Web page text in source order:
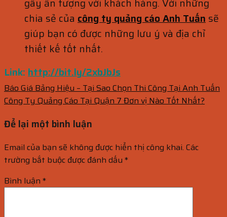
chia sẻ của công ty quảng cáo Anh Tuấn sẽ
giúp bạn có được những lưu ý và địa chỉ
thiết kế tốt nhất.
Link: http://bit.ly/2xbJbJs
Báo Giá Bảng Hiệu – Tại Sao Chọn Thi Công Tại Anh Tuấn
Công Ty Quảng Cáo Tại Quận 7 Đơn vị Nào Tốt Nhất?
Để lại một bình luận
Email của bạn sẽ không được hiển thị công khai. Các
trường bắt buộc được đánh dấu *
Bình luận *